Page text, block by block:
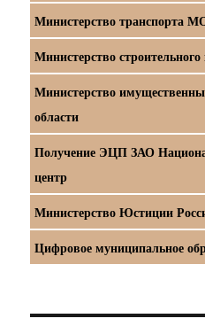
Министерство транспорта
Министерство
Министерство
области
Получение ЭЦП ЗАО
центр
Министерство Юстиции
Цифровое муниципальное